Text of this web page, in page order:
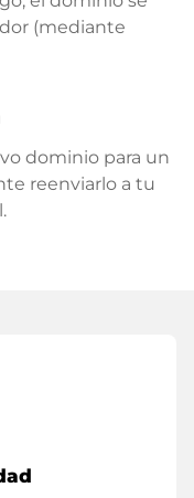
(mediante
dominio para un
reenviarlo a tu